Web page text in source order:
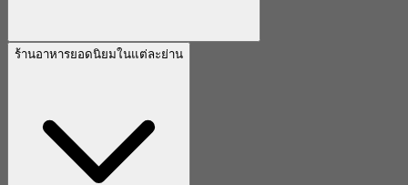
ร้านอาหารยอดนิยมในแต่ละย่าน